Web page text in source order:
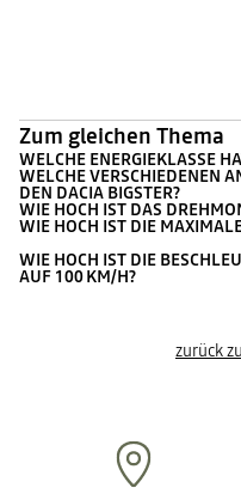
Zum gleichen Thema
WELCHE ENERGIEKLASSE
WELCHE VERSCHIEDENEN
DEN DACIA BIGSTER?
WIE HOCH IST DAS
WIE HOCH IST DIE
WIE HOCH IST DIE
AUF 100 KM/H?
zurück